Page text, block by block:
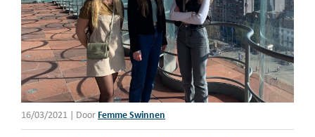
16/03/2021 Door Femme Swinnen